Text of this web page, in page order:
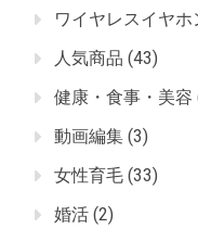
ワイヤレスイヤホ
人気商品 (43)
健康・食事・美容
動画編集 (3)
女性育毛 (33)
婚活 (2)